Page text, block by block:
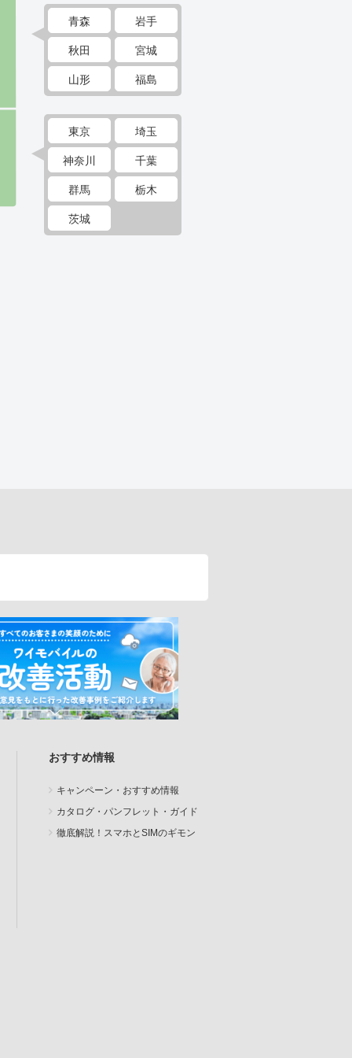
青森 岩手
秋田 宮城
山形 福島
東京 埼玉
神奈川 千葉
群馬 栃木
茨城
おすすめ情報
キャンペーン・おすすめ情報
カタログ・パンフレット・ガイド
徹底解説！スマホとSIMのギモン